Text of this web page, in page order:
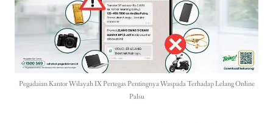
Pegadaian Kantor Wilayah IX Pertegas Pentingnya Waspada Terhadap Lelang Online
Palsu